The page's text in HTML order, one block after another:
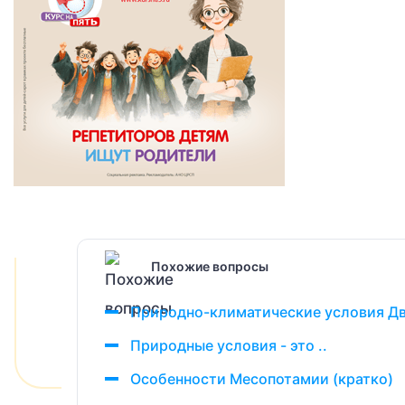
Похожие вопросы
Природно-климатические условия
Природные условия - это ..
Особенности Месопотамии (кратко)